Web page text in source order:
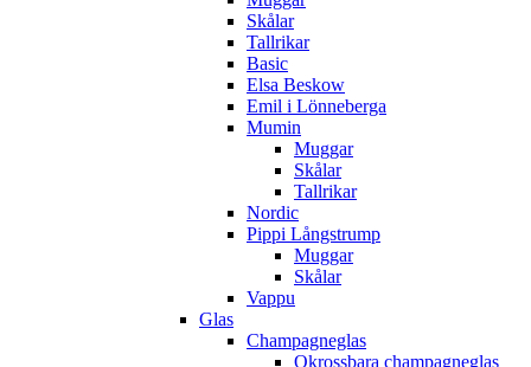
Skålar
Tallrikar
Basic
Elsa Beskow
Emil i Lönneberga
Mumin
Muggar
Skålar
Tallrikar
Nordic
Pippi Långstrump
Muggar
Skålar
Vappu
Glas
Champagneglas
Okrossbara champagneglas